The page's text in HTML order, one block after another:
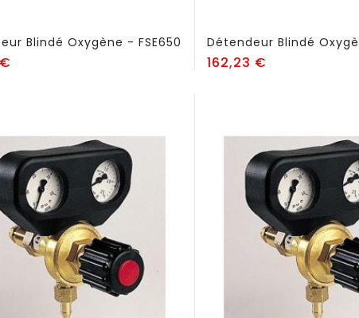
Blindé Oxygène - FSE650 Détendeur Blindé
162,23 €